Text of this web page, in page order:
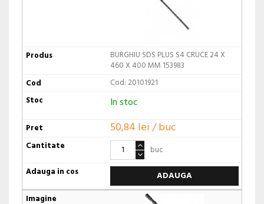
BURGHIU SDS PLUS S4 CRUCE 24 X
460 X 400 MM 153983
Cod: 20101921
In stoc
50,84 lei / buc
buc
ADAUGA